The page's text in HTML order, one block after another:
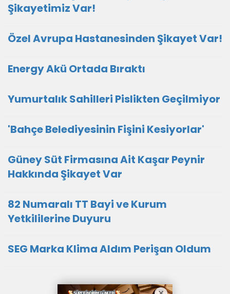
Şikayetimiz Var!
Özel Avrupa Hastanesinden Şikayet Var!
Energy Akü Ortada Bıraktı
Yumurtalık Sahilleri Pislikten Geçilmiyor
'Bahçe Belediyesinin Fişini Kesiyorlar'
Güney Süt Firmasına Ait Kaşar Peynir
Hakkında Şikayet Var
82 Numaralı TT Bayi ve Kurum
Yetkililerine Duyuru
SEG Marka Klima Aldım Perişan Oldum